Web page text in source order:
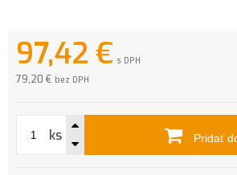
97,42 € s DPH
79,20 € bez DPH
ks Pridať